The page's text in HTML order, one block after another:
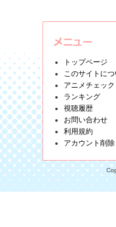
トップページ
このサイトにつ
アニメチェック
ランキング
視聴履歴
お問い合わせ
利用規約
アカウント削除